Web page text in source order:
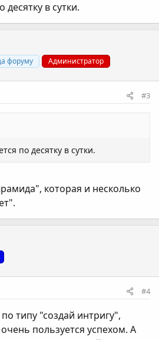
десятку в сутки.
форуму Администратор
#3
по десятку в сутки.
которая и несколько
#4
типу "создай интригу",
пользуется успехом. А